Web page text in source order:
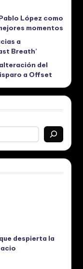
López como
momentos
a
Breath’
del
a Offset
despierta la